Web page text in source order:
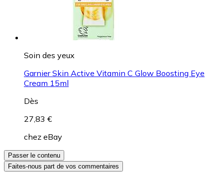
Soin des yeux
Garnier Skin Active Vitamin C Glow Boosting Eye
Cream 15ml
Dès
27,83 €
chez eBay
Passer le contenu
Faites-nous part de vos commentaires